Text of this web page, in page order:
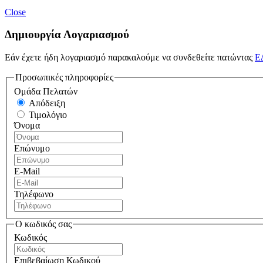
Close
Δημιουργία Λογαριασμού
Εάν έχετε ήδη λογαριασμό παρακαλούμε να συνδεθείτε πατώντας
Προσωπικές πληροφορίες
Ομάδα Πελατών
Απόδειξη
Τιμολόγιο
Όνομα
Επώνυμο
E-Mail
Τηλέφωνο
Ο κωδικός σας
Κωδικός
Επιβεβαίωση Κωδικού